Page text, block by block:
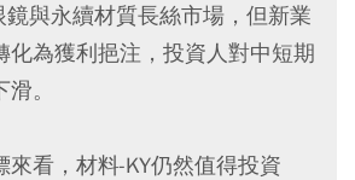
鏡與永續材質長絲市場，但新業
化為獲利挹注，投資人對中短期
。
來看，材料-KY仍然值得投資